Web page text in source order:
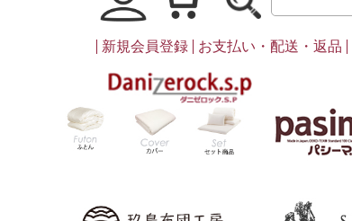
新規会員登録 お支払い・配送・返品
セット商品